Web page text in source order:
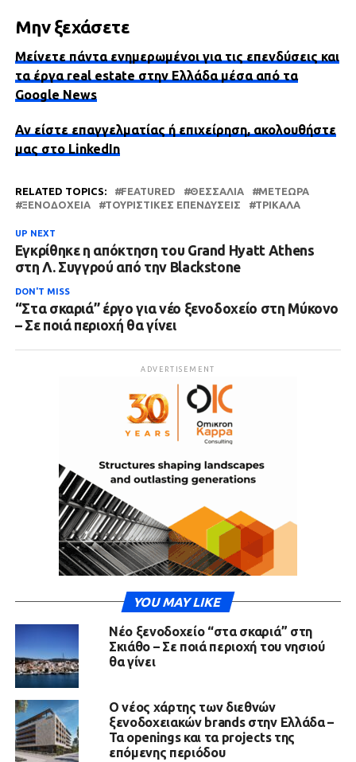
Μην ξεχάσετε
Μείνετε πάντα ενημερωμένοι για τις επενδύσεις και
τα έργα real estate στην Ελλάδα μέσα από τα
Google News
Αν είστε επαγγελματίας ή επιχείρηση, ακολουθήστε
μας στο LinkedIn
RELATED TOPICS: FEATURED ΘΕΣΣΑΛΙΑ
ΜΕΤΈΩΡΑ
ΞΕΝΟΔΟΧΕΊΑ
ΤΟΥΡΙΣΤΙΚΈΣ ΕΠΕΝΔΎΣΕΙΣ ΤΡΊΚΑΛΑ
UP NEXT
Εγκρίθηκε η απόκτηση του Grand Hyatt Athens
στη Λ. Συγγρού από την Blackstone
DON'T MISS
“Στα σκαριά” έργο για νέο ξενοδοχείο στη Μύκονο
– Σε ποιά περιοχή θα γίνει
ADVERTISEMENT
YOU MAY LIKE
Νέο ξενοδοχείο “στα σκαριά” στη
Σκιάθο – Σε ποιά περιοχή του νησιού
θα γίνει
Ο νέος χάρτης των διεθνών
ξενοδοχειακών brands στην Ελλάδα –
Τα openings και τα projects της
επόμενης περιόδου